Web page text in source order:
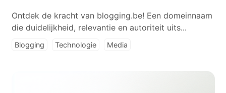
Ontdek de kracht van blogging.be! Een domeinnaam
die duidelijkheid, relevantie en autoriteit uits...
Blogging Technologie Media